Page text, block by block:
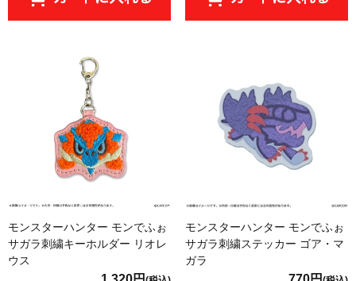
モンスターハンター モンでふぉ
サガラ刺繍キーホルダー リオレ
ウス
モンスターハンター モンでふぉ
サガラ刺繍ステッカー ゴア・マ
ガラ